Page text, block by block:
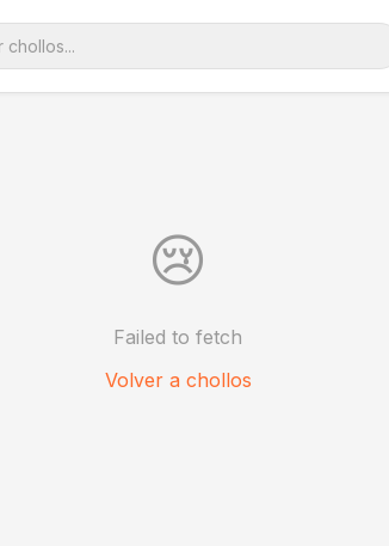
😢
Failed to fetch
Volver a chollos